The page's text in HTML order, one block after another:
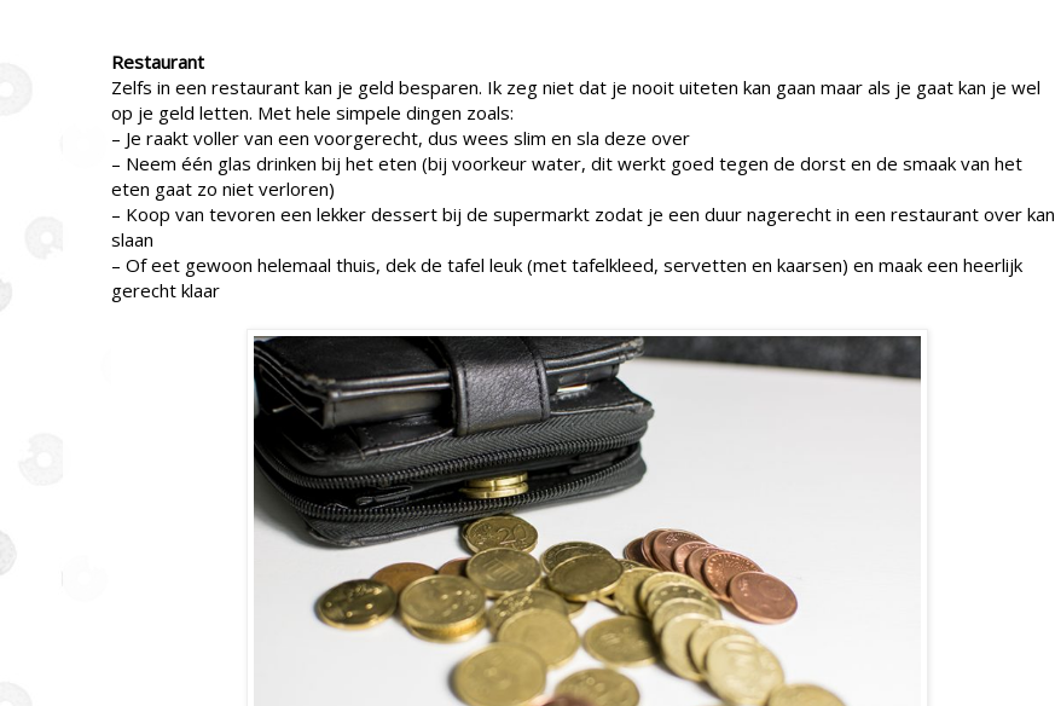
Restaurant
Zelfs in een restaurant kan je geld besparen. Ik zeg niet dat je nooit uiteten kan gaan maar als je gaat kan je wel
op je geld letten. Met hele simpele dingen zoals:
– Je raakt voller van een voorgerecht, dus wees slim en sla deze over
– Neem één glas drinken bij het eten (bij voorkeur water, dit werkt goed tegen de dorst en de smaak van het
eten gaat zo niet verloren)
– Koop van tevoren een lekker dessert bij de supermarkt zodat je een duur nagerecht in een restaurant over kan
slaan
– Of eet gewoon helemaal thuis, dek de tafel leuk (met tafelkleed, servetten en kaarsen) en maak een heerlijk
gerecht klaar